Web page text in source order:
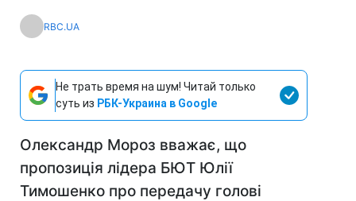
RBC.UA
Не трать время на шум! Читай только
суть из РБК-Украина в Google
Олександр Мороз вважає, що
пропозиція лідера БЮТ Юлії
Тимошенко про передачу голові